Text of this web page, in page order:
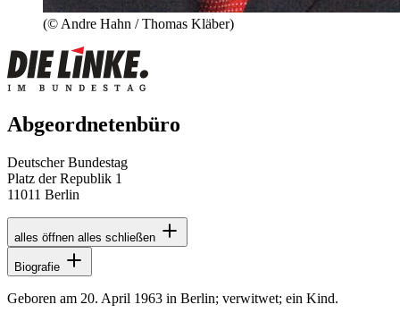
(© Andre Hahn / Thomas Kläber)
Abgeordnetenbüro
Deutscher Bundestag
Platz der Republik 1
11011 Berlin
alles öffnen alles schließen
Biografie
Geboren am 20. April 1963 in Berlin; verwitwet; ein Kind.